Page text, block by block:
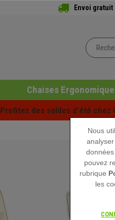
Envoi gratuit
Chaises
Profitez des soldes d'été chez
Nous
pouvez
rubrique
les